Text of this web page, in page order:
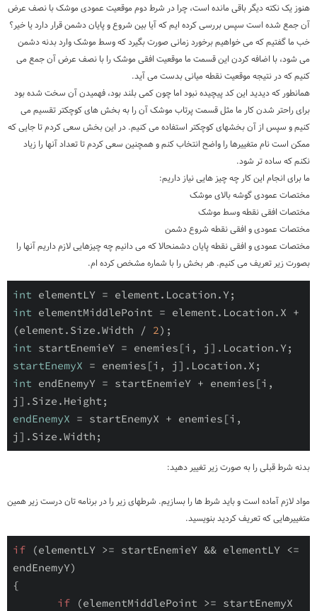
هنوز یک نکته دیگر باقی مانده است، چرا در شرط دوم موقعیت عمودی موشک با نصف عرض
آن جمع شده است سپس بررسی کرده ایم که آیا بین شروع و پایان دشمن قرار دارد یا خیر؟
خب ما گفتیم که می خواهیم برخورد زمانی صورت بگیرد که وسط موشک وارد بدنه دشمن
می شود، با اضافه کردن این قسمت ما موقعیت افقی موشک را با نصف عرض آن جمع می
کنیم که در نتیجه موقعیت نقطه میانی بدست می آید.
همانطور که دیدید این کد پیچیده نبود اما چون کمی بلند بود، فهمیدن آن سخت شده بود
برای راحتر شدن کار ما مثل قسمت پرتاب موشک آن را به بخش های کوچکتر تقسیم می
کنیم و سپس از آن بخشهای کوچکتر استفاده می کنیم. در این بخش سعی کردم تا جایی که
ممکن است نام متغییرها را واضح انتخاب کنم و همچنین سعی کردم تا تعداد آنها را زیاد
نکنم که ساده تر شود.
ما برای انجام این کار چه چیز هایی نیاز داریم:
مختصات عمودی گوشه بالای موشک
مختصات افقی نقطه وسط موشک
مختصات عمودی و افقی نقطه شروع دشمن
مختصات عمودی و افقی نقطه پایان دشمنحالا که می دانیم چه چیزهایی لازم داریم آنها را
بصورت زیر تعریف می کنیم. هر بخش را با شماره مشخص کرده ام.
int
int elementMiddlePoint = element.Location.X +
(element.Size.Width / 2
int
startEnemyX
int endEnemyY = startEnemieY + enemies[i,
endEnemyX = startEnemyX + enemies[i,
j].Size.Width;
بدنه شرط قبلی را به صورت زیر تغییر دهید:
مواد لازم آماده است و باید شرط ها را بسازیم. شرطهای زیر را در برنامه تان درست زیر همین
متغییرهایی که تعریف کردید بنویسید.
if (elementLY >= startEnemieY && elementLY <=
endEnemyY)
{
if (elementMiddlePoint >= startEnemyX